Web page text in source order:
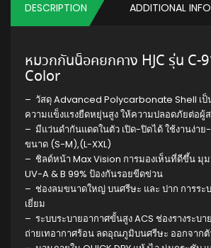
DESCRIPTION ADDITIONAL
หมวกกันน็อคยกคาง HJC รุ่น C-
Color
– วัสดุ Advanced Polycarbonate Shell เป็
ความแข็งแรงยืดหยุ่นสูง ให้ความปลอดภัยต่อผู้
– มีแว่นดำกันแดดในตัว เปิด-ปิดได้ ใช้งานง่า
ขนาด (S-M),(L-XXL)
– ชิลด์หน้า Max Vision การมองเห็นที่ดีขึ้น มุม
UV-A & B 99% ป้องกันรอยขีดข่วน
– ช่องลมขนาดใหญ่ บนศรีษะ และ ปาก การระ
เยี่ยม
– ระบบระบายอากาศขั้นสูง ACS ช่องรางระบ
ถ่ายเทอากาศร้อน ลดอุณภูมิบนศรีษะ ออกจาก